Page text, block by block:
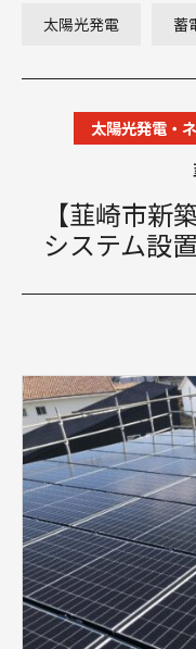
太陽光発電 蓄
太陽光発電・
【韮崎市新
システム設置